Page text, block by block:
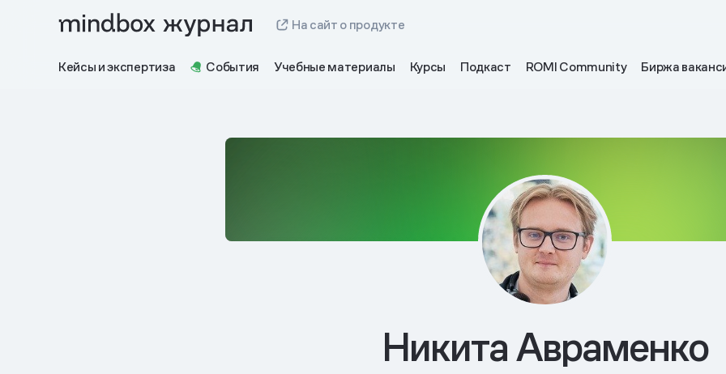
На сайт о продукте
Кейсы и экспертиза События Учебные материалы Курсы Подкаст ROMI Community Биржа
Никита Авраменко